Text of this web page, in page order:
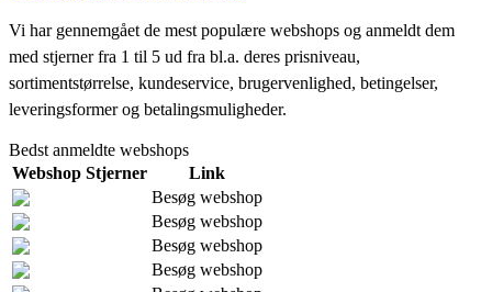
Vi har gennemgået de mest populære webshops og anmeldt dem
med stjerner fra 1 til 5 ud fra bl.a. deres prisniveau,
sortimentstørrelse, kundeservice, brugervenlighed, betingelser,
leveringsformer og betalingsmuligheder.
Bedst anmeldte webshops
Webshop Stjerner
Link
Besøg webshop
Besøg webshop
Besøg webshop
Besøg webshop